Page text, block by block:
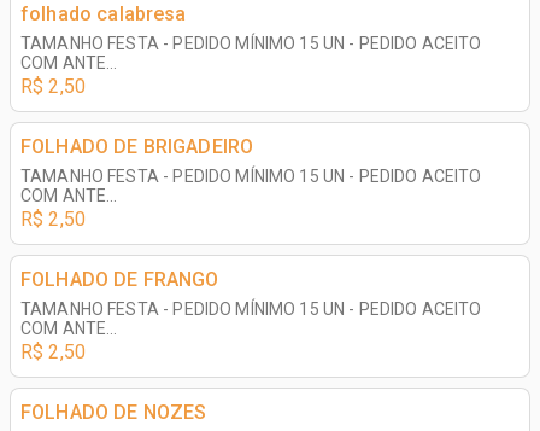
folhado calabresa
TAMANHO FESTA - PEDIDO MÍNIMO 15 UN - PEDIDO ACEITO
COM ANTE...
R$ 2,50
FOLHADO DE BRIGADEIRO
TAMANHO FESTA - PEDIDO MÍNIMO 15 UN - PEDIDO ACEITO
COM ANTE...
R$ 2,50
FOLHADO DE FRANGO
TAMANHO FESTA - PEDIDO MÍNIMO 15 UN - PEDIDO ACEITO
COM ANTE...
R$ 2,50
FOLHADO DE NOZES